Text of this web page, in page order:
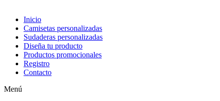
Inicio
Camisetas personalizadas
Sudaderas personalizadas
Diseña tu producto
Productos promocionales
Registro
Contacto
Menú